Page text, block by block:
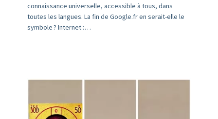
connaissance universelle, accessible à tous, dans
toutes les langues. La fin de Google.fr en serait-elle le
symbole ? Internet :…